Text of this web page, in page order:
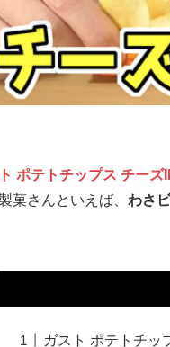
ポテトチップス チー
菓さんといえば、 わさ
ガスト ポテトチッ